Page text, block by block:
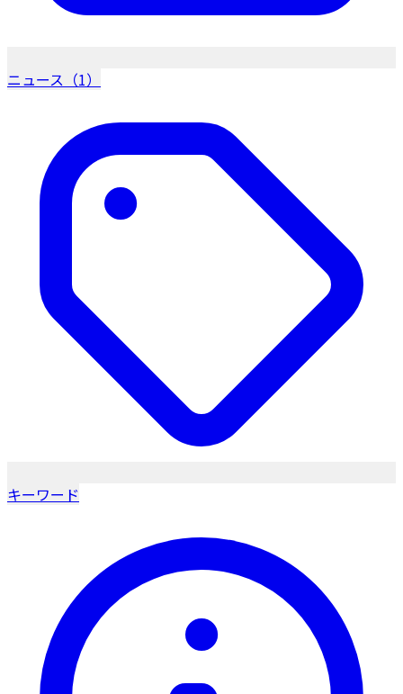
ニュース（1）
キーワード